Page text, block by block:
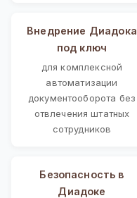
Внедрение Диадока
под ключ
для комплексной
автоматизации
документооборота без
отвлечения штатных
сотрудников
Безопасность в
Диадоке